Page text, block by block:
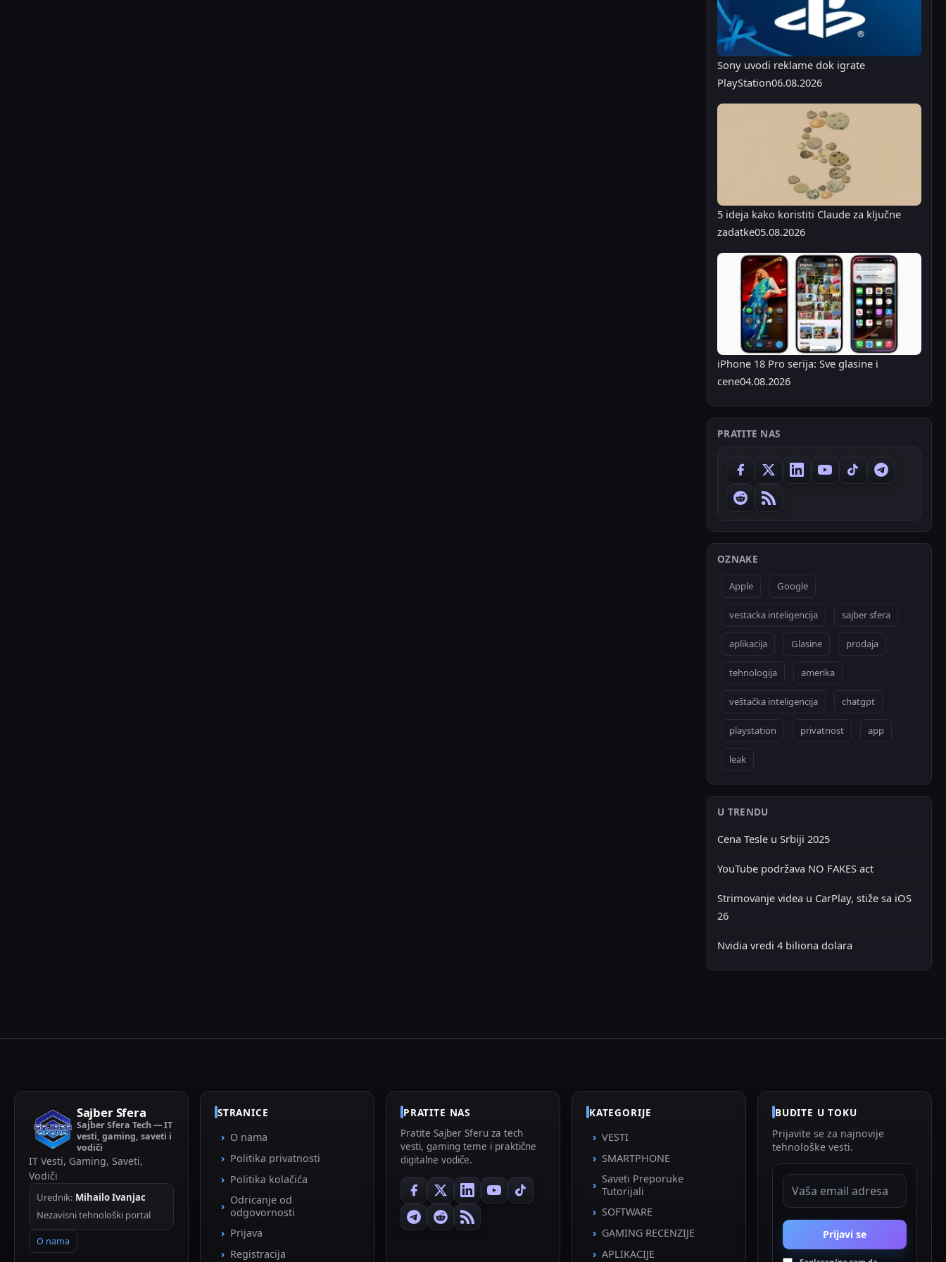
Sony uvodi reklame dok igrate
PlayStation06.08.2026
5 ideja kako koristiti Claude za ključne
zadatke05.08.2026
iPhone 18 Pro serija: Sve glasine i
cene04.08.2026
PRATITE NAS
OZNAKE
Apple Google
vestacka inteligencija sajber sfera
aplikacija Glasine prodaja
tehnologija amerika
veštačka inteligencija chatgpt
playstation privatnost app
leak
U TRENDU
Cena Tesle u Srbiji 2025
YouTube podržava NO FAKES act
Strimovanje videa u CarPlay, stiže sa iOS
26
Nvidia vredi 4 biliona dolara
Sajber Sfera
Sajber Sfera Tech — IT
vesti, gaming, saveti i
vodiči
IT Vesti, Gaming, Saveti,
Vodiči
Urednik: Mihailo Ivanjac
Nezavisni tehnološki portal
O nama
STRANICE
O nama
Politika privatnosti
Politika kolačića
Odricanje od
odgovornosti
Prijava
Registracija
PRATITE NAS
Pratite Sajber Sferu za tech
vesti, gaming teme i praktične
digitalne vodiče.
KATEGORIJE
VESTI
SMARTPHONE
Saveti Preporuke
Tutorijali
SOFTWARE
GAMING RECENZIJE
APLIKACIJE
BUDITE U TOKU
Prijavite se za najnovije
tehnološke vesti.
EMAIL ADRESA
Prijavi se